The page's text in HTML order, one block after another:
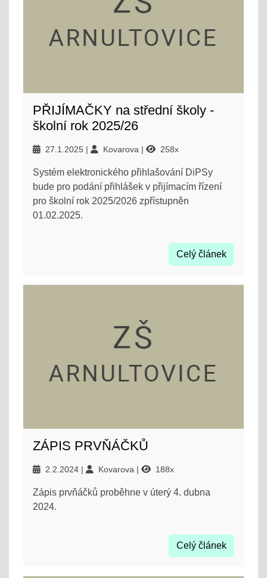
PŘIJÍMAČKY na střední školy -
školní rok 2025/26
27.1.2025 Kovarova 258x
Systém elektronického přihlašování DiPSy
bude pro podání přihlášek v přijímacím řízení
pro školní rok 2025/2026 zpřístupněn
01.02.2025.
Celý článek
ZÁPIS PRVŇÁČKŮ
2.2.2024 Kovarova 188x
Zápis prvňáčků proběhne v úterý 4. dubna
2024.
Celý článek